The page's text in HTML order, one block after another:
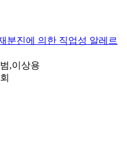
분진에 의한 직업성 알레르
,이상용